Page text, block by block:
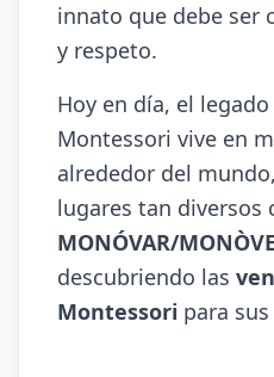
innato que debe ser
y respeto.
Hoy en día, el
Montessori vive en
alrededor del
lugares tan diversos
MONÓVAR/
descubriendo las
Montessori para